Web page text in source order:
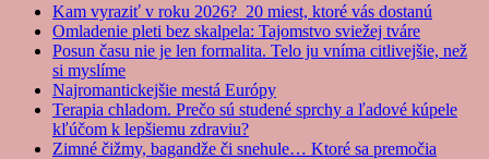
Kam vyraziť v roku 2026? 20 miest, ktoré vás dostanú
Omladenie pleti bez skalpela: Tajomstvo sviežej tváre
Posun času nie je len formalita. Telo ju vníma citlivejšie, než
si myslíme
Najromantickejšie mestá Európy
Terapia chladom. Prečo sú studené sprchy a ľadové kúpele
kľúčom k lepšiemu zdraviu?
Zimné čižmy, bagandže či snehule… Ktoré sa premočia